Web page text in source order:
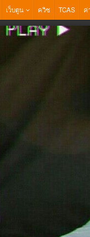
เว็บตูน ควิซ TCAS ค่